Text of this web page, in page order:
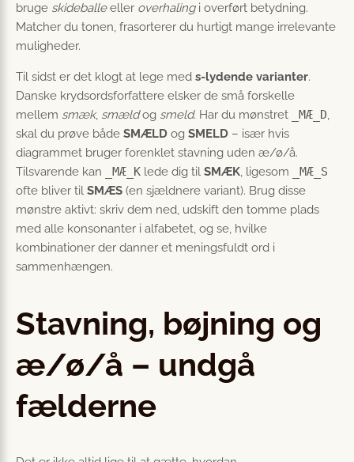
bruge skideballeeller overhalingi overført betydning.
Matcher du tonen, frasorterer du hurtigt mange irrelevante
muligheder.
Til sidst er det klogt at lege med s-lydende varianter.
Danske krydsordsforfattere elsker de små forskelle
mellem smæk, smældog smeld. Har du mønstret _MÆ_D,
skal du prøve både SMÆLD og SMELD – især hvis
diagrammet bruger forenklet stavning uden æ/ø/å.
Tilsvarende kan
_MÆ_K lede dig til SMÆK, ligesom
_MÆ_S
ofte bliver til SMÆS (en sjældnere variant). Brug disse
mønstre aktivt: skriv dem ned, udskift den tomme plads
med alle konsonanter i alfabetet, og se, hvilke
kombinationer der danner et meningsfuldt ord i
sammenhængen.
Stavning, bøjning og
æ/ø/å – undgå
fælderne